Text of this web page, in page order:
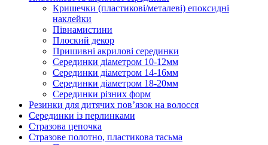
Кришечки (пластикові/металеві) епоксидні
наклейки
Півнамистини
Плоский декор
Пришивні акрилові серединки
Серединки діаметром 10-12мм
Серединки діаметром 14-16мм
Серединки діаметром 18-20мм
Серединки різних форм
Резинки для дитячих пов’язок на волосся
Серединки із перлинками
Стразова цепочка
Стразове полотно, пластикова тасьма